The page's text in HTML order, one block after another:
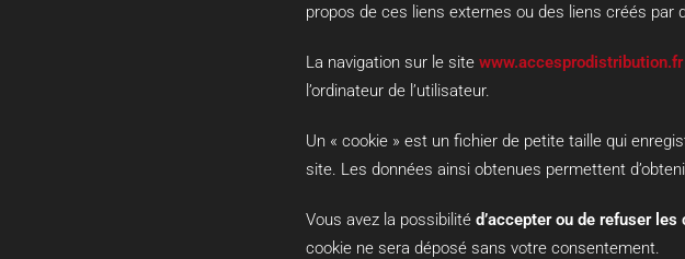
propos de ces liens externes ou des liens créés par
La navigation sur le site www.accesprodistribution.fr
l’ordinateur de l’utilisateur.
Un « cookie » est un fichier de petite taille qui
site. Les données ainsi obtenues permettent
Vous avez la possibilité d’accepter ou de refuser les
cookie ne sera déposé sans votre consentement.